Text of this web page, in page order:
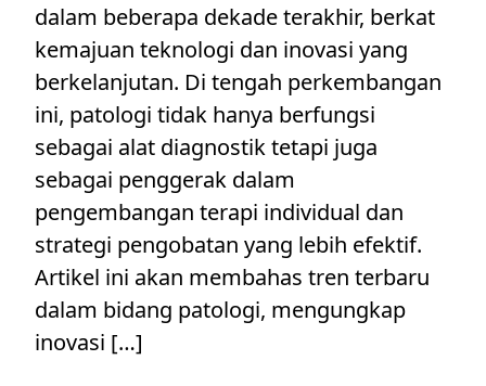
dalam beberapa dekade terakhir, berkat
kemajuan teknologi dan inovasi yang
berkelanjutan. Di tengah perkembangan
ini, patologi tidak hanya berfungsi
sebagai alat diagnostik tetapi juga
sebagai penggerak dalam
pengembangan terapi individual dan
strategi pengobatan yang lebih efektif.
Artikel ini akan membahas tren terbaru
dalam bidang patologi, mengungkap
inovasi […]